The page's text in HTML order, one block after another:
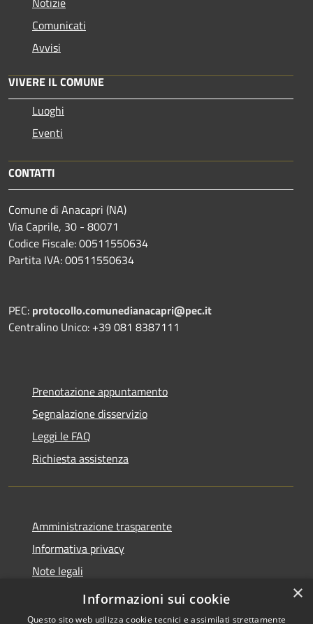
Comunicati
Avvisi
VIVERE IL COMUNE
Luoghi
Eventi
CONTATTI
Comune di Anacapri (NA)
Via Caprile, 30 - 80071
Codice Fiscale: 00511550634
Partita IVA: 00511550634
PEC: protocollo.comunedianacapri@pec.it
Centralino Unico: +39 081 8387111
Prenotazione appuntamento
Segnalazione disservizio
Leggi le FAQ
Richiesta assistenza
Amministrazione trasparente
Informativa privacy
Note legali
Dichiarazione di accessibilità
×
Informazioni sui cookie
Questo sito web utilizza cookie tecnici e assimilati strettamente